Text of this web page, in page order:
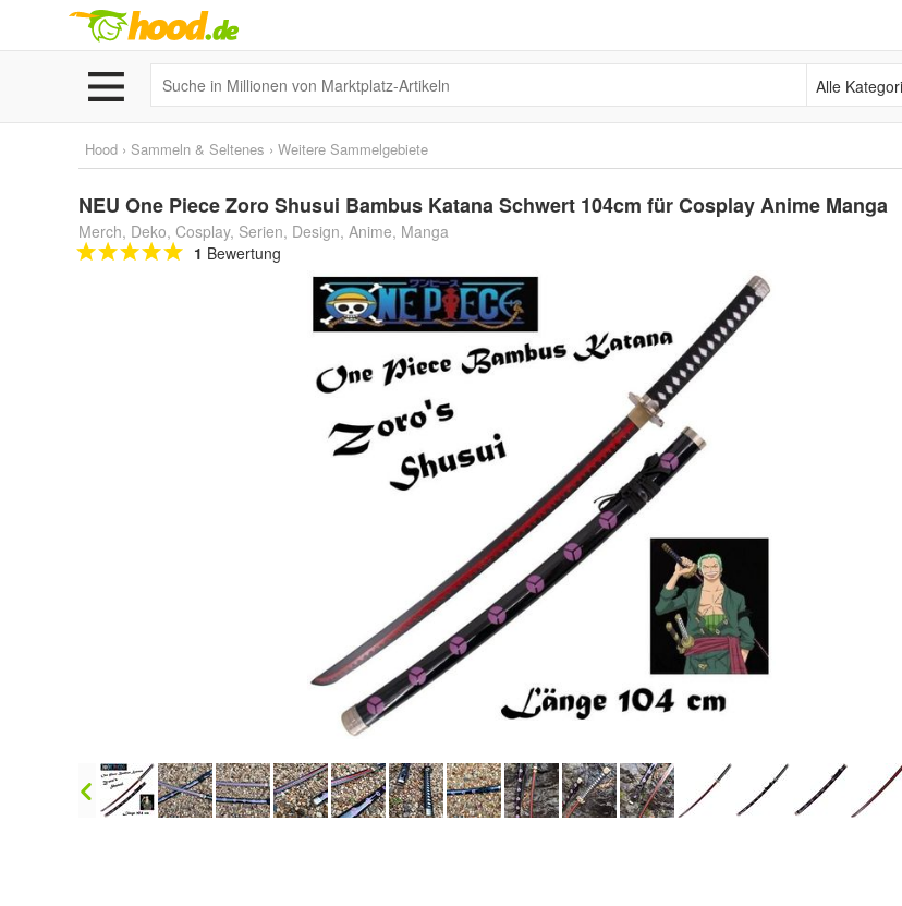
Alle Kategorien
Hood › Sammeln & Seltenes › Weitere Sammelgebiete
NEU One Piece Zoro Shusui Bambus Katana Schwert 104cm für Cosplay Anime Manga
Merch, Deko, Cosplay, Serien, Design, Anime, Manga
1 Bewertung